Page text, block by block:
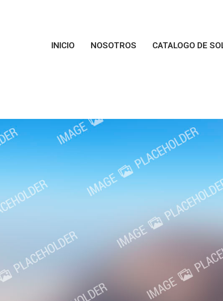
INICIO NOSOTROS CATALOGO DE